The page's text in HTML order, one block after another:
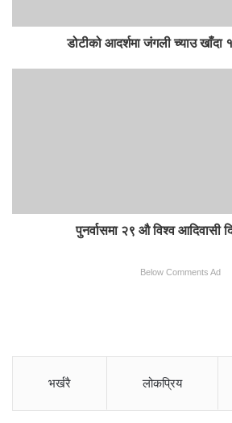
डोटीको आदर्शमा जंगली च्याउ खाँदा
पुनर्वासमा २९ औ विश्व आदिवासी
Below Comments Ad
भर्खरै लोकप्रिय